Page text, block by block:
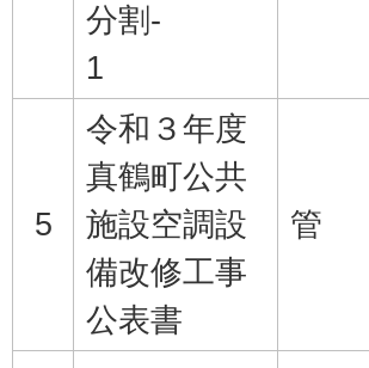
分割-
1
5
令和３年度
真鶴町公共
施設空調設
備改修工事
公表書
管